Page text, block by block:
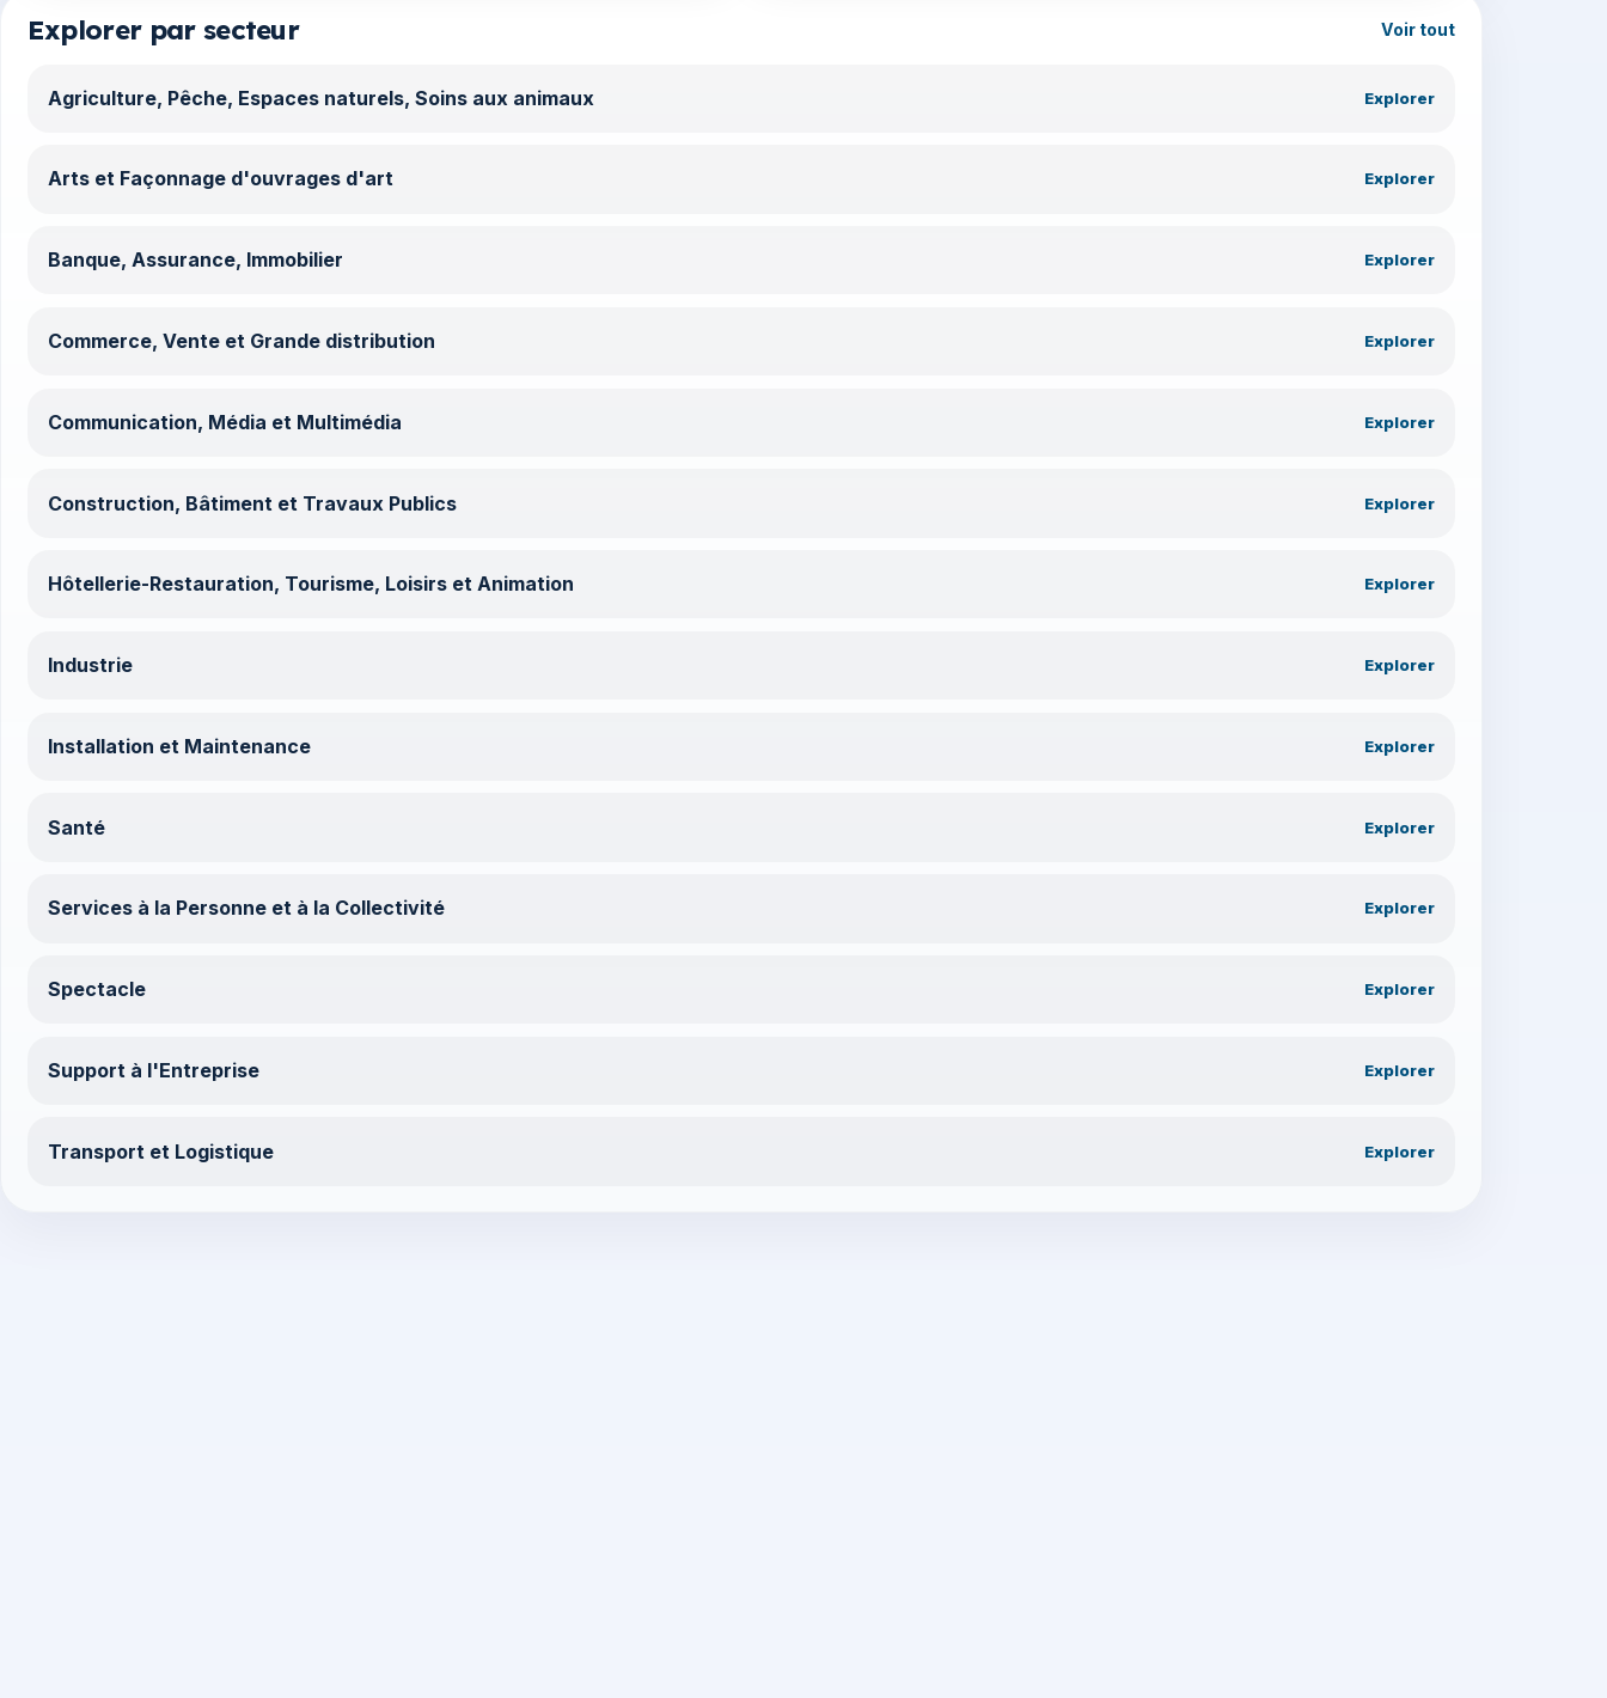
Explorer par secteur Voir tout
Agriculture, Pêche, Espaces naturels, Soins aux animaux Explorer
Arts et Façonnage d'ouvrages d'art Explorer
Banque, Assurance, Immobilier Explorer
Commerce, Vente et Grande distribution Explorer
Communication, Média et Multimédia Explorer
Construction, Bâtiment et Travaux Publics Explorer
Hôtellerie-Restauration, Tourisme, Loisirs et Animation Explorer
Industrie Explorer
Installation et Maintenance Explorer
Santé Explorer
Services à la Personne et à la Collectivité Explorer
Spectacle Explorer
Support à l'Entreprise Explorer
Transport et Logistique Explorer